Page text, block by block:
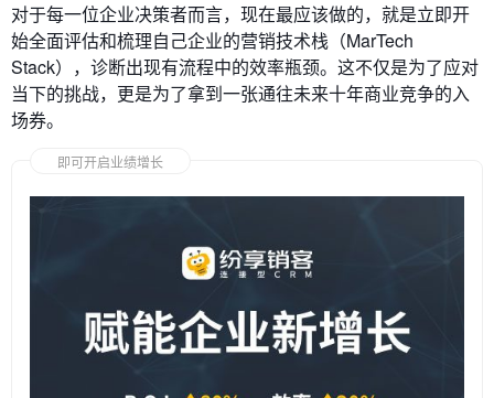
对于每一位企业决策者而言，现在最应该做的，就是立即开
始全面评估和梳理自己企业的营销技术栈（MarTech
Stack），诊断出现有流程中的效率瓶颈。这不仅是为了应对
当下的挑战，更是为了拿到一张通往未来十年商业竞争的入
场券。
即可开启业绩增长